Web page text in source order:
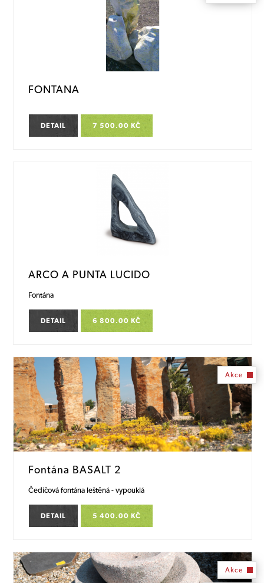
FONTANA
DETAIL 7 500.00 KČ
ARCO A PUNTA LUCIDO
Fontána
DETAIL 6 800.00 KČ
Akce
Fontána BASALT 2
Čedičová fontána leštěná - vypouklá
DETAIL 5 400.00 KČ
Akce